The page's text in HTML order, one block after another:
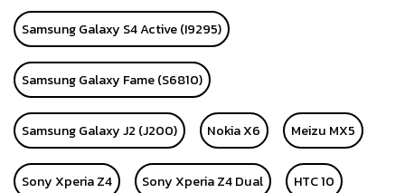
Samsung Galaxy S4 Active (I9295)
Samsung Galaxy Fame (S6810)
Samsung Galaxy J2 (J200) Nokia X6 Meizu MX5
Sony Xperia Z4 Sony Xperia Z4 Dual HTC 10